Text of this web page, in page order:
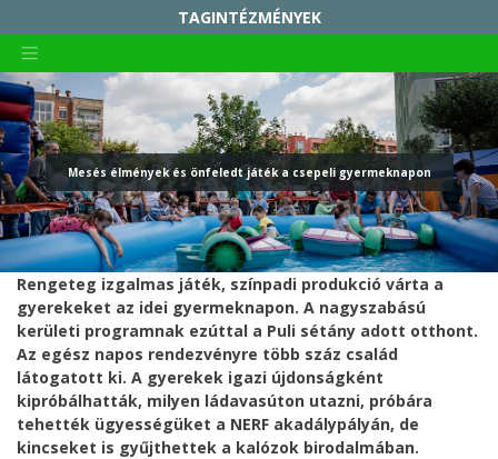
TAGINTÉZMÉNYEK
RADNÓTI MIKÓS MŰVELŐDÉSI HÁZ
SZABÓ MAGDA KÖZÖSSÉGI TÉR
NAPKÖZIS TÁBOR
CSALÁDOK PARKJA
CSEPELI NYUGDÍJAS KÖZÖSSÉGI HÁZ
CSEPEL GALÉRIA
ÖSSZETARTOZÁS HÁZA TRIANON EMLÉKKIÁLLÍTÁS
CSEPELI HÍRMONDÓ
Skip
to
content
Mesés élmények és önfeledt játék a csepeli gyermeknapon
Rengeteg izgalmas játék, színpadi produkció várta a
gyerekeket az idei gyermeknapon. A nagyszabású
kerületi programnak ezúttal a Puli sétány adott otthont.
Az egész napos rendezvényre több száz család
látogatott ki. A gyerekek igazi újdonságként
kipróbálhatták, milyen ládavasúton utazni, próbára
tehették ügyességüket a NERF akadálypályán, de
kincseket is gyűjthettek a kalózok birodalmában.